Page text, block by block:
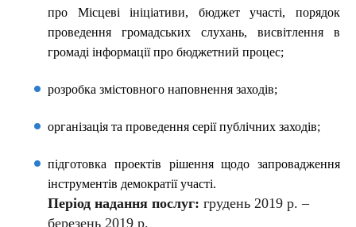
про Місцеві ініціативи, бюджет участі, порядок
проведення громадських слухань, висвітлення в
громаді інформації про бюджетний процес;
розробка змістовного наповнення заходів;
організація та проведення серії публічних заходів;
підготовка проектів рішення щодо запровадження
інструментів демократії участі.
Період надання послуг: грудень 2019 р. –
березень 2019 р.